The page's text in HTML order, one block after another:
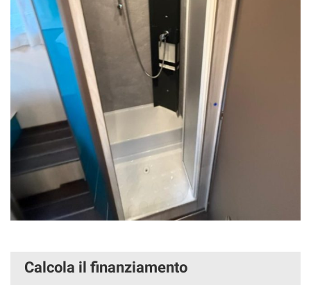
Calcola il finanziamento